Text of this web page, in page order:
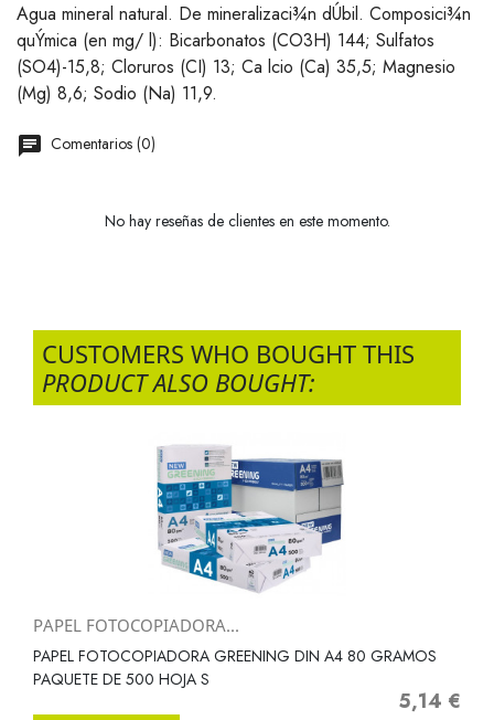
Agua mineral natural. De mineralizaci¾n dÚbil. Composici¾n
quÝmica (en mg/ l): Bicarbonatos (CO3H) 144; Sulfatos
(SO4)-15,8; Cloruros (CI) 13; Ca lcio (Ca) 35,5; Magnesio
(Mg) 8,6; Sodio (Na) 11,9.
Comentarios (0)
No hay reseñas de clientes en este momento.
CUSTOMERS WHO BOUGHT THIS
PRODUCT ALSO BOUGHT:
PAPEL FOTOCOPIADORA...
PAPEL FOTOCOPIADORA GREENING DIN A4 80 GRAMOS
PAQUETE DE 500 HOJA S
Precio
5,14 €